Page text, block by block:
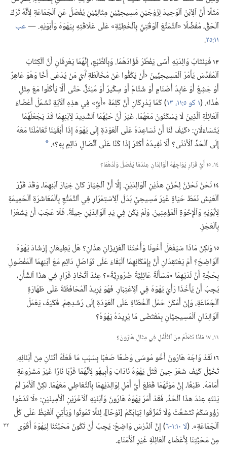
مَثَلًا أَنَّ ٱلِٱبْنَ ٱلْوَحِيدَ لِزَوْجَيْنِ مَسِيحِيَّيْنِ مِثَالِيَّيْنِ يُفْصَلُ عَنِ ٱلْجَمَاعَةِ لِأَنَّهُ تَرَكَ
ٱلْحَقَّ،‏ مُفَضِّلًا «ٱلتَّمَتُّعَ ٱلْوَقْتِيَّ بِٱلْخَطِيَّةِ» عَلَى عَلَاقَتِهِ بِيَهْوَهَ وَأَبَوَيْهِ.‏ —‏عب
١١:‏٢٥
‏.‏
١٣ فَيَنْتَابُ وَالِدَيْهِ أَسًى يَفْطُرُ فُؤَادَهُمَا.‏ وَبِٱلطَّبْعِ،‏ إِنَّهُمَا يَعْرِفَانِ أَنَّ ٱلْكِتَابَ
ٱلْمُقَدَّسَ يَأْمُرُ ٱلْمَسِيحِيِّينَ ‹أَنْ يَكُفُّوا عَنْ مُخَالَطَةِأَيِّمَنْ يُدْعَى أَخًا وَهُوَ عَاهِرٌ
أَوْ جَشِعٌ أَوْ عَابِدُ أَصْنَامٍ أَوْ شَتَّامٌ أَوْ سِكِّيرٌ أَوْ مُبْتَزٌّ،‏ حَتَّى أَلَّا يَأْكُلُوا مَعَ مِثْلِ
هٰذَا›.‏ (‏١ كو ٥:‏١١،‏
‏)‏ كَمَا يُدْرِكَانِ أَنَّ كَلِمَةَ «أَيِّ» فِي هذِهِ ٱلْآيَةِ تَشْمُلُ أَعْضَاءَ
ٱلْعَائِلَةِ ٱلَّذِينَ لَا يَسْكُنُونَ مَعَهُمَا.‏ غَيْرَ أَنَّ حُبَّهُمَا ٱلشَّدِيدَ لِٱبْنِهِمَا قَدْ يَجْعَلُهُمَا
يَتَسَاءَلَانِ:‏ ‹كَيْفَ لَنَا أَنْ نُسَاعِدَهُ عَلَى ٱلْعَوْدَةِ إِلَى يَهْوَهَ إِذَا أَبْقَيْنَا تَعَامُلَنَا مَعَهُ
إِلَى ٱلْحَدِّ ٱلْأَدْنَى؟‏ أَلَا نُفِيدُهُ أَكْثَرَ إِذَا كُنَّا عَلَى ٱتِّصَالٍ دَائِمٍ بِهِ؟‏›.‏ *
١٤،‏ ١٥ أَيُّ قَرَارٍ يُوَاجِهُهُ ٱلْوَالِدَانِ عِنْدَمَا يُفْصَلُ وَلَدُهُمَا؟‏
١٤نَحْنُ نَحْزَنُ لِحُزْنِ هذَيْنِ ٱلْوَالِدَيْنِ.‏ إِلَّا أَنَّ ٱلْخِيَارَ كَانَ خِيَارَ ٱبْنِهِمَا،‏ وَقَدْ قَرَّرَ
ٱلْعَيْشَ نَمَطَ حَيَاةٍ غَيْرَ مَسِيحِيٍّ بَدَلَ ٱلِٱسْتِمْرَارِ فِي ٱلتَّمَتُّعِ بِٱلْمُعَاشَرَةِ ٱلْحَمِيمَةِ
لِأَبَوَيْهِ وَٱلْإِخْوَةِ ٱلْمُؤْمِنِينَ.‏ وَلَمْ يَكُنْ فِي يَدِ ٱلْوَالِدَيْنِ حِيلَةٌ.‏ فَلَا عَجَبَ أَنْ يَشْعُرَا
بِٱلْعَجْزِ.‏
١٥وَلكِنْ مَاذَا سَيَفْعَلُ أَخُونَا وَأُخْتُنَا ٱلْعَزِيزَانِ هذَانِ؟‏ هَلْ يُطِيعَانِ إِرْشَادَ يَهْوَهَ
ٱلْوَاضِحَ؟‏ أَمْ يَعْتَقِدَانِ أَنَّ بِإِمْكَانِهِمَا ٱلْبَقَاءَ عَلَى تَوَاصُلٍ دَائِمٍ مَعَ ٱبْنِهِمَا ٱلْمَفْصُولِ
بِحُجَّةِ أَنَّ لَدَيْهِمَا «مَسْأَلَةً عَائِلِيَّةً ضَرُورِيَّةً»؟‏ عِنْدَ ٱتِّخَاذِ قَرَارٍ فِي هذَا ٱلشَّأْنِ،‏
يَجِبُ أَنْ يَأْخُذَا رَأْيَ يَهْوَهَ فِي ٱلِٱعْتِبَارِ.‏ فَهُوَ يُرِيدُ ٱلْمُحَافَظَةَ عَلَى طَهَارَةِ
ٱلْجَمَاعَةِ،‏ وَإِنْ أَمْكَنَ حَمْلَ ٱلْخُطَاةِ عَلَى ٱلْعَوْدَةِ إِلَى رُشْدِهِمْ.‏ فَكَيْفَ يَعْمَلُ
ٱلْوَالِدَانِ ٱلْمَسِيحِيَّانِ بِمُقْتَضَى مَا يُرِيدُهُ يَهْوَهُ؟‏
١٦،‏ ١٧ مَاذَا نَتَعَلَّمُ مِنَ ٱلتَّأَمُّلِ فِي مِثَالِ هَارُونَ؟‏
١٦لَقَدْ وَاجَهَ هَارُونُ أَخُو مُوسَى وَضْعًا صَعْبًا بِسَبَبِ مَا فَعَلَهُ ٱثْنَانِ مِنْ أَبْنَائِهِ.‏
تَخَيَّلْ كَيْفَ شَعَرَ حِينَ قَتَلَ يَهْوَهُ نَادَابَ وَأَبِيهُو لِأَنَّهُمَا قَرَّبَا نَارًا غَيْرَ مَشْرُوعَةٍ
أَمَامَهُ.‏ طَبْعًا،‏ إِنَّ مَوْتَهُمَا قَطَعَ أَيَّ أَمَلٍ لِوَالِدَيْهِمَا بِٱلتَّعَاطِي مَعَهُمَا.‏ لكِنَّ ٱلْأَمْرَ لَمْ
يَنْتَهِ عِنْدَ هذَا ٱلْحَدِّ.‏ فَقَدْ أَمَرَ يَهْوَهُ هَارُونَ وَٱبْنَيْهِ ٱلْآخَرَيْنِ ٱلْأَمِينَيْنِ:‏ «لَا تَدَعُوا
رُؤُوسَكُمْ تَتَشَعَّثُ وَلَا تُمَزِّقُوا ثِيَابَكُمْ [نَوْحًا]،‏ لِئَلَّا تَمُوتُوا وَيَأْتِيَ ٱلْغَيْظُ عَلَى كُلِّ
ٱلْجَمَاعَةِ».‏ (‏لا ١٠:‏١-‏٦ ‏)‏ إِنَّٱلدَّرْسَ وَاضِحٌ:‏ يَجِبُ أَنْ تَكُونَ مَحَبَّتُنَا لِيَهْوَهَ أَقْوَى
مِنْ مَحَبَّتِنَا لِأَعْضَاءِ ٱلْعَائِلَةِ غَيْرِ ٱلْأُمَنَاءِ.‏